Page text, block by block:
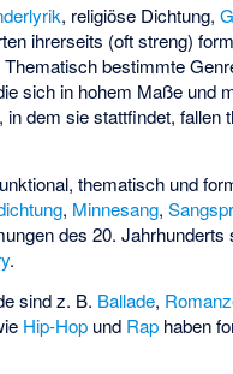
, religiöse Dichtung,
ihrerseits (oft streng)
Thematisch bestimmte
sich in hohem Maße und
dem sie stattfindet,
thematisch und
, Minnesang,
des 20.
.
sind z. B. Ballade,
Hip-Hop und Rap haben